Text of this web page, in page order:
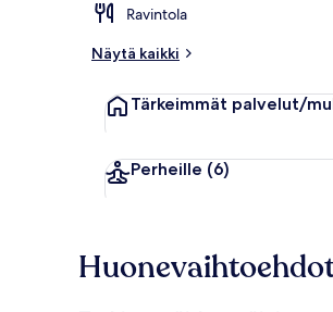
Ravintola
Näytä kaikki
Tärkeimmät palvelut/
Perheille (6)